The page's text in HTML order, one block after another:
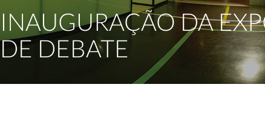
INAUGURAÇÃO DA
DE DEBATE